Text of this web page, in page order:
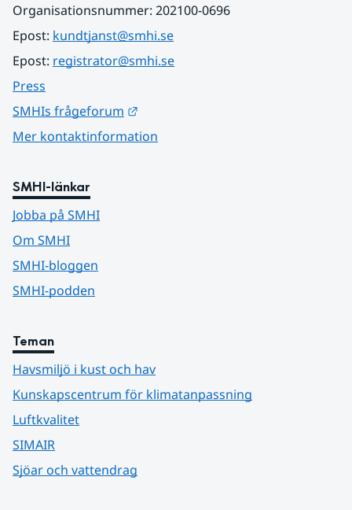
Organisationsnummer: 202100-0696
Epost: kundtjanst@smhi.se
Epost: registrator@smhi.se
Press
SMHIs frågeforum
Mer kontaktinformation
SMHI-länkar
Jobba på SMHI
Om SMHI
SMHI-bloggen
SMHI-podden
Teman
Havsmiljö i kust och hav
Kunskapscentrum för klimatanpassning
Luftkvalitet
SIMAIR
Sjöar och vattendrag